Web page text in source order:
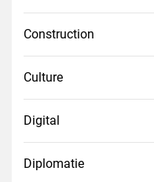
Construction
Culture
Digital
Diplomatie